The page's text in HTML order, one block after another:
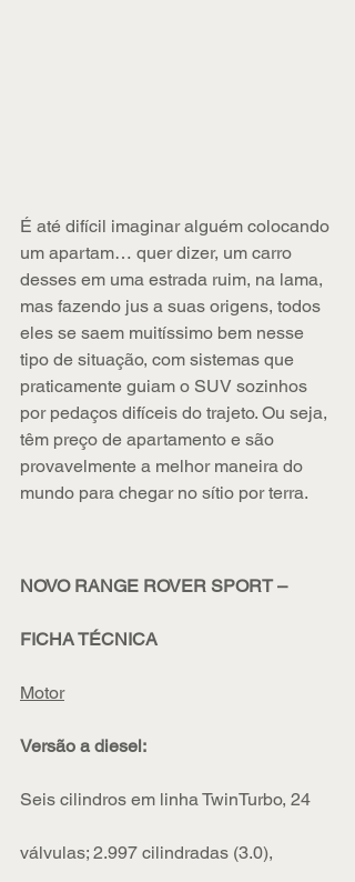
É até difícil imaginar alguém colocando
um apartam… quer dizer, um carro
desses em uma estrada ruim, na lama,
mas fazendo jus a suas origens, todos
eles se saem muitíssimo bem nesse
tipo de situação, com sistemas que
praticamente guiam o SUV sozinhos
por pedaços difíceis do trajeto. Ou seja,
têm preço de apartamento e são
provavelmente a melhor maneira do
mundo para chegar no sítio por terra.
NOVO RANGE ROVER SPORT –
FICHA TÉCNICA
Motor
Versão a diesel:
Seis cilindros em linha TwinTurbo, 24
válvulas; 2.997 cilindradas (3.0),